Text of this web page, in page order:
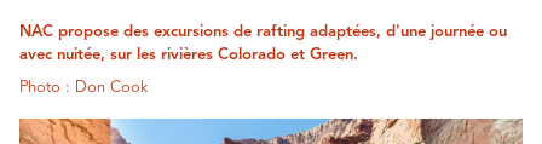
NAC propose des excursions de rafting adaptées, d'une journée ou
avec nuitée, sur les rivières Colorado et Green.
Photo : Don Cook